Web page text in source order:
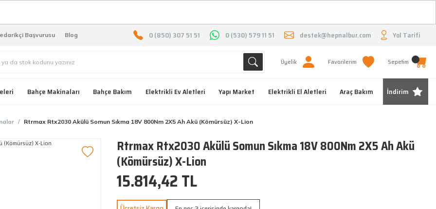
Başvurusu Blog 0 (850) 307 51 51 0 (530) 579 11 51 destek@hepnalbur.com Yol Tarifi
Üyelik Favorilerim Sepetim
Bahçe Makinaları Bahçe Bakım Elektrikli Ev Aletleri Yapı Market Elektrikli El Aletleri Araç Bakım İndirim
Rtrmax Rtx2030 Akülü Somun Sıkma 18V 800Nm 2X5 Ah Akü (Kömürsüz) X-Lion
Rtrmax Rtx2030 Akülü Somun Sıkma 18V 800Nm 2X5 Ah Akü
(Kömürsüz) X-Lion
15.814,42 TL